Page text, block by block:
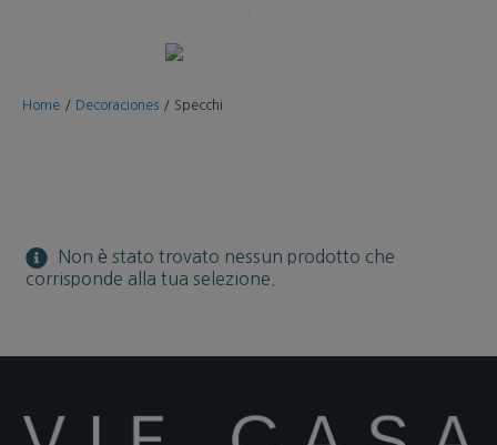
Home / Decoraciones / Specchi
Non è stato trovato nessun prodotto che
corrisponde alla tua selezione.